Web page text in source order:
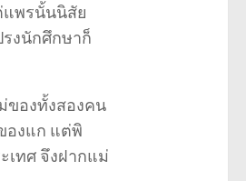
แพรนั้นนิสัย
รงนักศึกษาก็
ของทั้งสองคน
องแก แต่พิ
เทศ จึงฝากแม่